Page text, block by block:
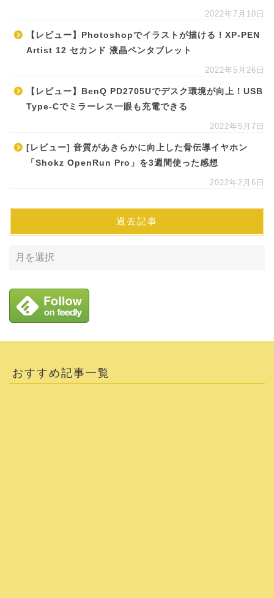
2022年7月10日
【レビュー】Photoshopでイラストが描ける！XP-PEN
Artist 12 セカンド 液晶ペンタブレット
2022年5月26日
【レビュー】BenQ PD2705Uでデスク環境が向上！USB
Type-Cでミラーレス一眼も充電できる
2022年5月7日
[レビュー] 音質があきらかに向上した骨伝導イヤホン
「Shokz OpenRun Pro」を3週間使った感想
2022年2月6日
過去記事
おすすめ記事一覧